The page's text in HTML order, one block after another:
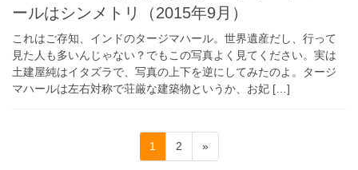
ールはシンメトリ（2015年9月）
これはご存知、インドのタージマハール。世界遺産だし、行って
見た人も多いんじゃない？でもこの写真よく見てください。実は
土建屋純はイタズラで、写真の上下を逆にしてみたのよ。タージ
マハールは左右対称で荘厳な建築物というか、お妃 […]
固
定
1
固
定
2 »